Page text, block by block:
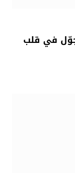
في قلب